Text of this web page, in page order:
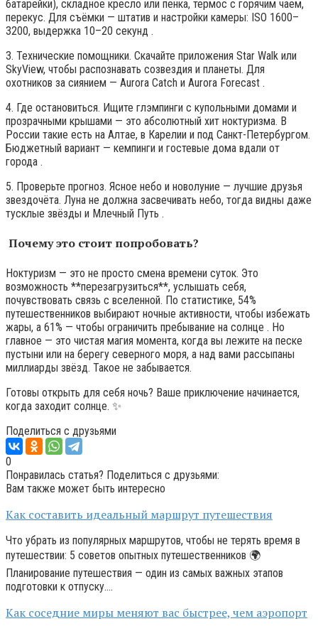
батарейки), складное кресло или пенка, термос с горячим чаем,
перекус. Для съёмки — штатив и настройки камеры: ISO 1600–
3200, выдержка 10–20 секунд .
3. Технические помощники. Скачайте приложения Star Walk или
SkyView, чтобы распознавать созвездия и планеты. Для
охотников за сиянием — Aurora Catch и Aurora Forecast .
4. Где остановиться. Ищите глэмпинги с купольными домами и
прозрачными крышами — это абсолютный хит ноктуризма. В
России такие есть на Алтае, в Карелии и под Санкт-Петербургом.
Бюджетный вариант — кемпинги и гостевые дома вдали от
города .
5. Проверьте прогноз. Ясное небо и новолуние — лучшие друзья
звездочёта. Луна не должна засвечивать небо, тогда видны даже
тусклые звёзды и Млечный Путь .
Почему это стоит попробовать?
Ноктуризм — это не просто смена времени суток. Это
возможность **перезагрузиться**, услышать себя,
почувствовать связь с вселенной. По статистике, 54%
путешественников выбирают ночные активности, чтобы избежать
жары, а 61% — чтобы ограничить пребывание на солнце . Но
главное — это чистая магия момента, когда вы лежите на песке
пустыни или на берегу северного моря, а над вами рассыпаны
миллиарды звёзд. Такое не забывается.
Готовы открыть для себя ночь? Ваше приключение начинается,
когда заходит солнце. ✨
Поделиться с друзьями
0
Понравилась статья? Поделиться с друзьями:
Вам также может быть интересно
Как составить идеальный маршрут путешествия
Что убрать из популярных маршрутов, чтобы не терять время в
путешествии: 5 советов опытных путешественников 🌍
Планирование путешествия — один из самых важных этапов
подготовки к отпуску….
Как соседние миры меняют вас быстрее, чем аэропорт